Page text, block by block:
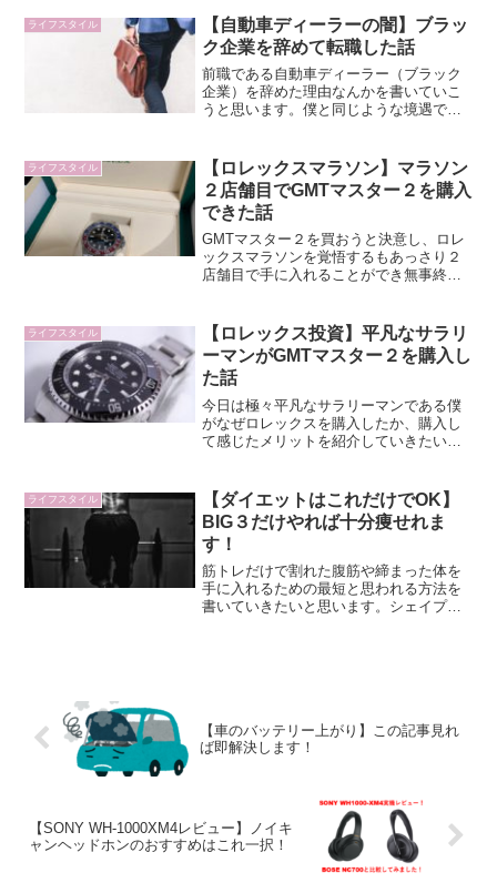
できる記事となっています。「ノイズキ
ャンセリングとは～」といった項目はす
っ飛ばして結論から簡潔に書いているの
で短時間でこの商品の良さが理解しても
らえると思います。
ライフスタイル
【自動車ディーラーの闇】ブラッ
ク企業を辞めて転職した話
前職である自動車ディーラー（ブラック
企業）を辞めた理由なんかを書いていこ
うと思います。僕と同じような境遇で、
ライフスタイル
【ロレックスマラソン】マラソン
２店舗目でGMTマスター２を購入
できた話
GMTマスター２を買おうと決意し、ロレ
ックスマラソンを覚悟するもあっさり２
店舗目で手に入れることができ無事終了
クスマラソンの考察を書いていこうと思
います。
ライフスタイル
【ロレックス投資】平凡なサラリ
ーマンがGMTマスター２を購入し
た話
今日は極々平凡なサラリーマンである僕
がなぜロレックスを購入したか、購入し
て感じたメリットを紹介していきたいと
向けの記事になっています。
ライフスタイル
【ダイエットはこれだけでOK】
BIG３だけやれば十分痩せれま
す！
筋トレだけで割れた腹筋や締まった体を
手に入れるための最短と思われる方法を
書いていきたいと思います。シェイプア
【車のバッテリー上がり】この記事見れ
ば即解決します！
【SONY WH-1000XM4レビュー】ノイキ
ャンヘッドホンのおすすめはこれ一択！